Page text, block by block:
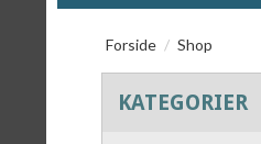
Forside / Shop
KATEGORIER